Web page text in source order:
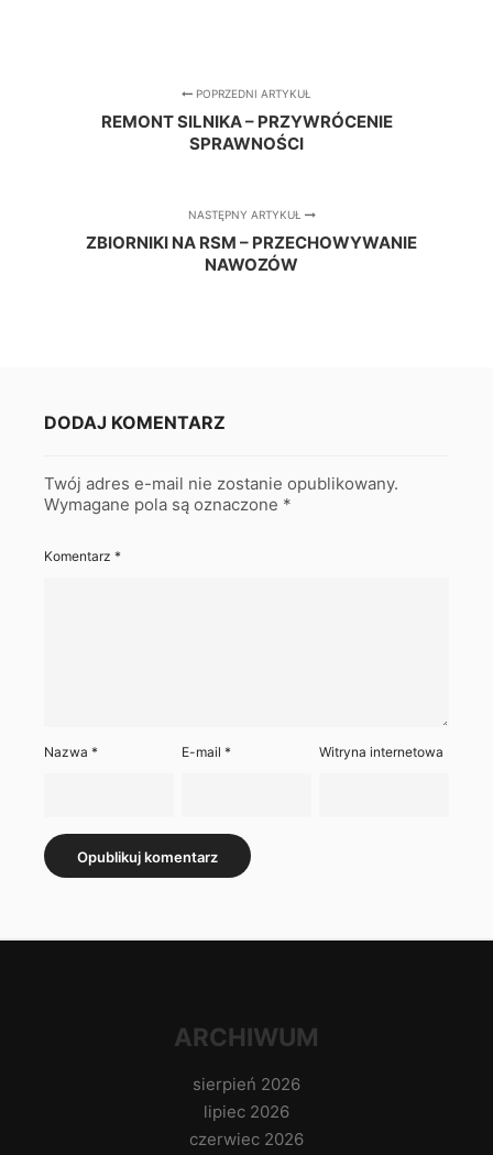
POPRZEDNI ARTYKUŁ
REMONT SILNIKA – PRZYWRÓCENIE
SPRAWNOŚCI
NASTĘPNY ARTYKUŁ
ZBIORNIKI NA RSM – PRZECHOWYWANIE
NAWOZÓW
DODAJ KOMENTARZ
Twój adres e-mail nie zostanie opublikowany.
Wymagane pola są oznaczone *
Komentarz *
Nazwa * E-mail* Witryna internetowa
ARCHIWUM
sierpień 2026
lipiec 2026
czerwiec 2026